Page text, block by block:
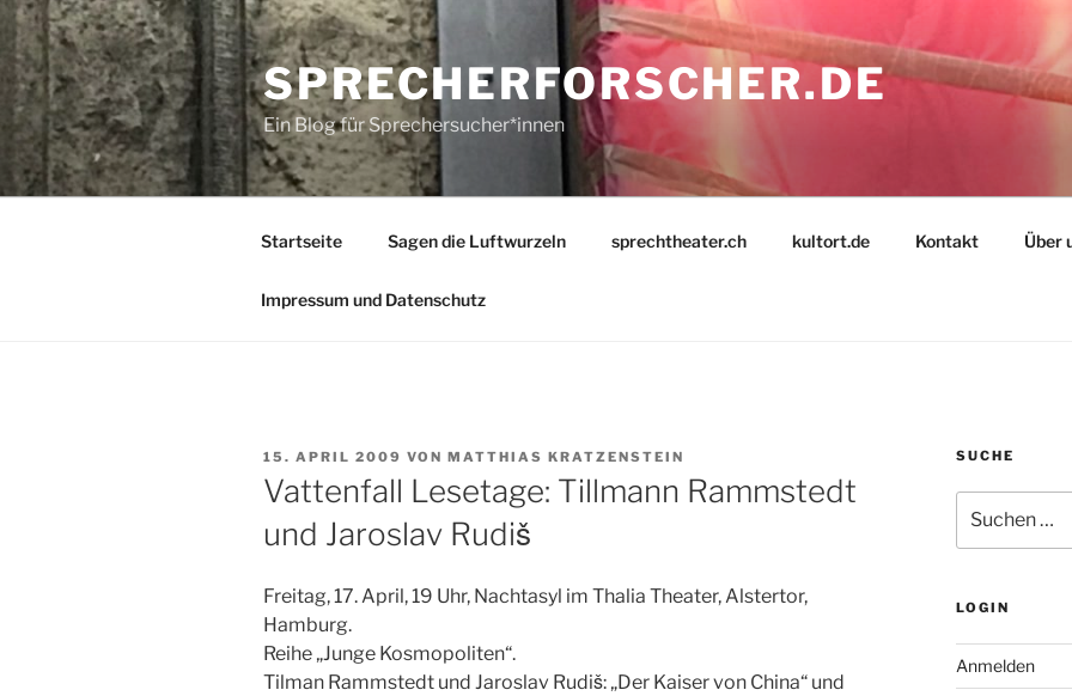
Zum
Inhalt
springen
SPRECHERFORSCHER.DE
Ein Blog für Sprechersucher*innen
Startseite Sagen die Luftwurzeln sprechtheater.ch kultort.de Kontakt Über
Impressum und Datenschutz
VERÖFFENTLICHT
AM
15. APRIL 2009 VON MATTHIAS KRATZENSTEIN
Vattenfall Lesetage: Tillmann Rammstedt
und Jaroslav Rudiš
Freitag, 17. April, 19 Uhr, Nachtasyl im Thalia Theater, Alstertor,
Hamburg.
Reihe „Junge Kosmopoliten“.
Tilman Rammstedt und Jaroslav Rudiš: „Der Kaiser von China“ und
SUCHE
nach:
LOGIN
Anmelden